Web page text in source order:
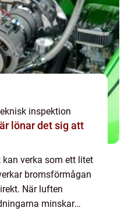
inspektion
verka som ett litet
bromsförmågan
När luften
minskar